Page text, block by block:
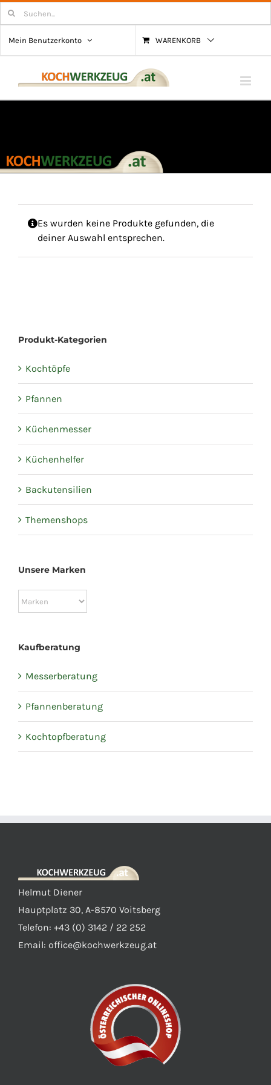
Zum
Inhalt
springen
Suchen
nach:
Mein Benutzerkonto
WARENKORB
Es wurden keine Produkte gefunden, die
deiner Auswahl entsprechen.
Produkt-Kategorien
Kochtöpfe
Pfannen
Küchenmesser
Küchenhelfer
Backutensilien
Themenshops
Unsere Marken
Kaufberatung
Messerberatung
Pfannenberatung
Kochtopfberatung
Helmut Diener
Hauptplatz 30, A-8570 Voitsberg
Telefon: +43 (0) 3142 / 22 252
Email: office@kochwerkzeug.at